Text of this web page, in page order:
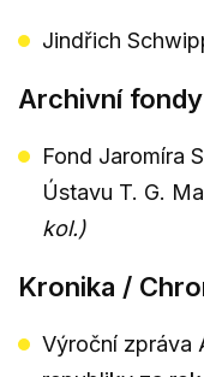
Jindřich
Archivní
Fond Jaromíra
Ústavu T. G.
kol.)
Kronika /
Výroční zpráva